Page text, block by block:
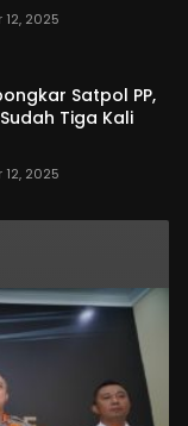
12, 2025
Satpol PP,
Tiga Kali
12, 2025